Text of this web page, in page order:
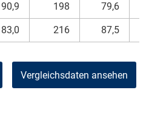
90,9 198 79,6
83,0 216 87,5
Vergleichsdaten ansehen